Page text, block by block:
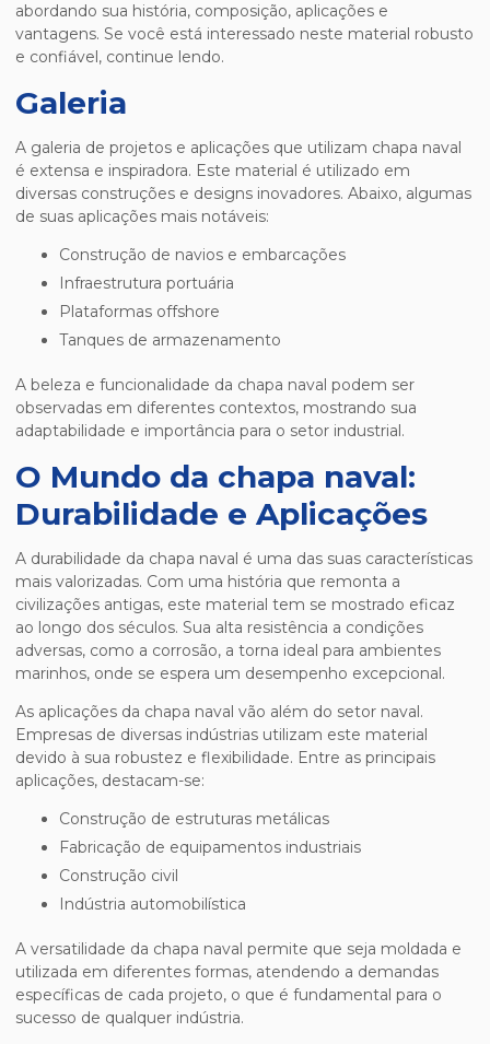
abordando sua história, composição, aplicações e
vantagens. Se você está interessado neste material robusto
e confiável, continue lendo.
Galeria
A galeria de projetos e aplicações que utilizam chapa naval
é extensa e inspiradora. Este material é utilizado em
diversas construções e designs inovadores. Abaixo, algumas
de suas aplicações mais notáveis:
Construção de navios e embarcações
Infraestrutura portuária
Plataformas offshore
Tanques de armazenamento
A beleza e funcionalidade da chapa naval podem ser
observadas em diferentes contextos, mostrando sua
adaptabilidade e importância para o setor industrial.
O Mundo da chapa naval:
Durabilidade e Aplicações
A durabilidade da chapa naval é uma das suas características
mais valorizadas. Com uma história que remonta a
civilizações antigas, este material tem se mostrado eficaz
ao longo dos séculos. Sua alta resistência a condições
adversas, como a corrosão, a torna ideal para ambientes
marinhos, onde se espera um desempenho excepcional.
As aplicações da chapa naval vão além do setor naval.
Empresas de diversas indústrias utilizam este material
devido à sua robustez e flexibilidade. Entre as principais
aplicações, destacam-se:
Construção de estruturas metálicas
Fabricação de equipamentos industriais
Construção civil
Indústria automobilística
A versatilidade da chapa naval permite que seja moldada e
utilizada em diferentes formas, atendendo a demandas
específicas de cada projeto, o que é fundamental para o
sucesso de qualquer indústria.